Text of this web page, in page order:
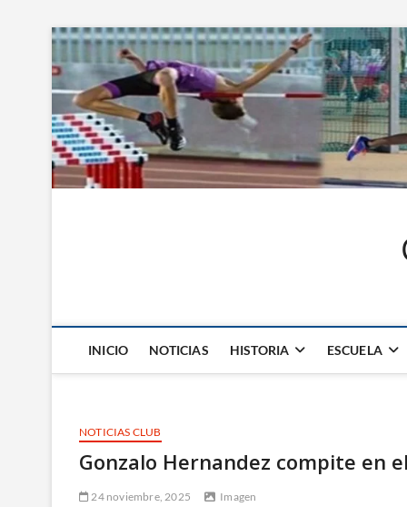
Saltar
contenido
INICIO NOTICIAS HISTORIA ESCUELA
NOTICIAS CLUB
Gonzalo Hernandez compite en
24 noviembre, 2025 Imagen